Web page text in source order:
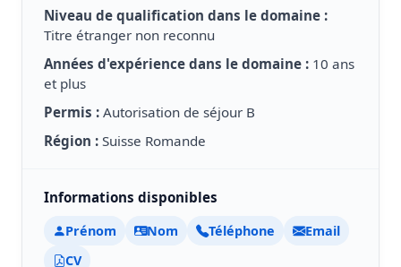
Niveau de qualification dans le domaine :
Titre étranger non reconnu
Années d'expérience dans le domaine : 10 ans
et plus
Permis : Autorisation de séjour B
Région : Suisse Romande
Informations disponibles
Prénom Nom Téléphone
Email
CV